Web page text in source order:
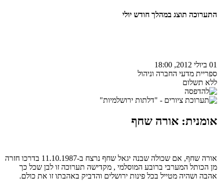
התערוכה תוצג במהלך חודש יולי
01 ביולי 2012, 18:00
ספריית מדעי החברה וניהול
ללא תשלום
אומנית: אורה שחף
אורה שחף, אם שכולה שבנה יגאל שחף נרצח ב-11.10.1987 בדרכו חזרה
מן הכותל המערבי ברובע המוסלמי , מקדישה תערוכה זו לבן שכל כך
אהבה ושהיה מטייל בכל פינות ירושלים והדביק באהבתו זו את כולם.